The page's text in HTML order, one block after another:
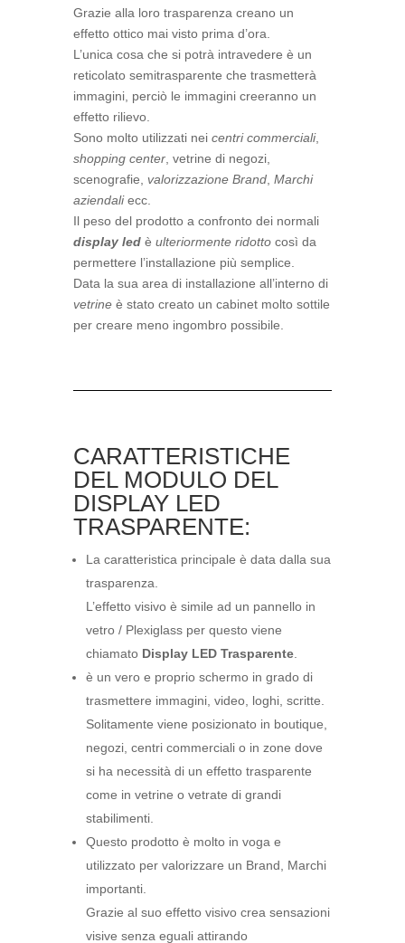
Grazie alla loro trasparenza creano un
effetto ottico mai visto prima d’ora.
L’unica cosa che si potrà intravedere è un
reticolato semitrasparente che trasmetterà
immagini, perciò le immagini creeranno un
effetto rilievo.
Sono molto utilizzati nei centri commerciali,
shopping center, vetrine di negozi,
scenografie, valorizzazione Brand, Marchi
aziendaliecc.
Il peso del prodotto a confronto dei normali
display ledè ulteriormente ridottocosì da
permettere l’installazione più semplice.
Data la sua area di installazione all’interno di
vetrineè stato creato un cabinet molto sottile
per creare meno ingombro possibile.
CARATTERISTICHE
DEL MODULO DEL
DISPLAY LED
TRASPARENTE:
La caratteristica principale è data dalla sua
trasparenza.
L’effetto visivo è simile ad un pannello in
vetro / Plexiglass per questo viene
chiamato Display LED Trasparente.
è un vero e proprio schermo in grado di
trasmettere immagini, video, loghi, scritte.
Solitamente viene posizionato in boutique,
negozi, centri commerciali o in zone dove
si ha necessità di un effetto trasparente
come in vetrine o vetrate di grandi
stabilimenti.
Questo prodotto è molto in voga e
utilizzato per valorizzare un Brand, Marchi
importanti.
Grazie al suo effetto visivo crea sensazioni
visive senza eguali attirando